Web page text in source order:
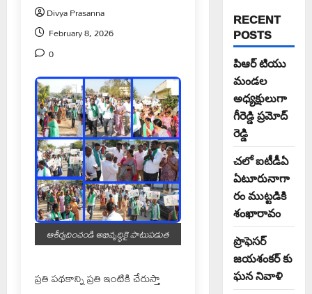
Divya Prasanna
February 8, 2026
0
ఆశీర్వదించండి అభివృద్ధికై పాటుపడుత
ప్రతి పథకాన్ని ప్రతి ఇంటికి చేరుస్తా
RECENT
POSTS
పిఆర్ టియు
మండల
అధ్యక్షులుగా
గీరెడ్డి ప్రమోద్
రెడ్డి
చలో ఐటీడీఏ
ఏటూరునాగా
రం ముట్టడికి
శంఖారావం
ప్రొఫెసర్
జయశంకర్ కు
ఘన నివాళి